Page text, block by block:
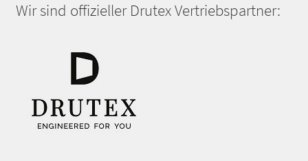
Wir sind offizieller Drutex Vertriebspartner: